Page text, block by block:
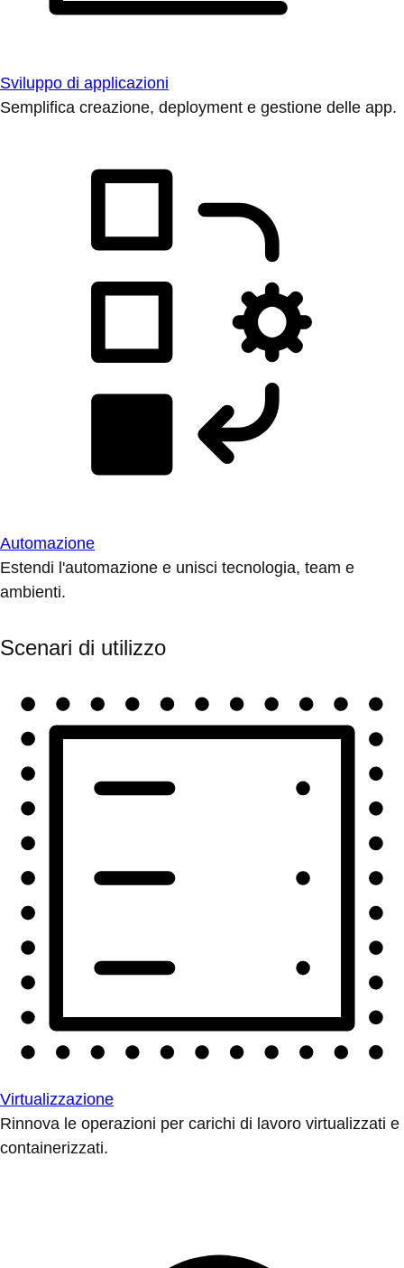
Sviluppo di applicazioni
Semplifica creazione, deployment e gestione delle app.
Automazione
Estendi l'automazione e unisci tecnologia, team e
ambienti.
Scenari di utilizzo
Virtualizzazione
Rinnova le operazioni per carichi di lavoro virtualizzati e
containerizzati.